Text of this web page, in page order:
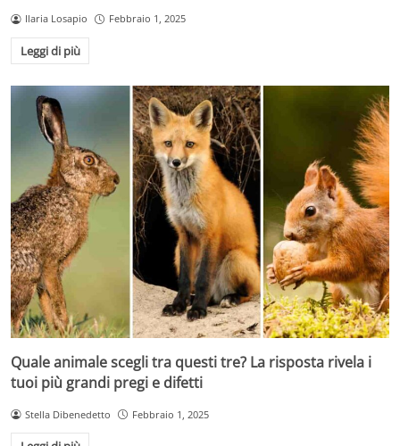
Ilaria Losapio Febbraio 1, 2025
Leggi di più
Quale animale scegli tra questi tre? La risposta rivela i
tuoi più grandi pregi e difetti
Stella Dibenedetto Febbraio 1, 2025